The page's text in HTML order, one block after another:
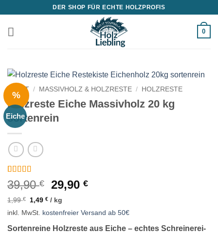
springen
DER SHOP FÜR ECHTE HOLZPROFIS
0
%
Eiche
START / MASSIVHOLZ & HOLZRESTE / HOLZRESTE
Holzreste Eiche Massivholz 20 kg
sortenrein
Bewertet
mit4.77
von 5,
basierend
auf
159
39,90€
Ursprünglicher
Preis
war:
39,90 €
29,90€Aktueller
ist:
29,90 €.
1,99€ 1,49€ / kg
inkl. MwSt. kostenfreier Versand ab 50€
Sortenreine Holzreste aus Eiche – echtes Schreinerei-